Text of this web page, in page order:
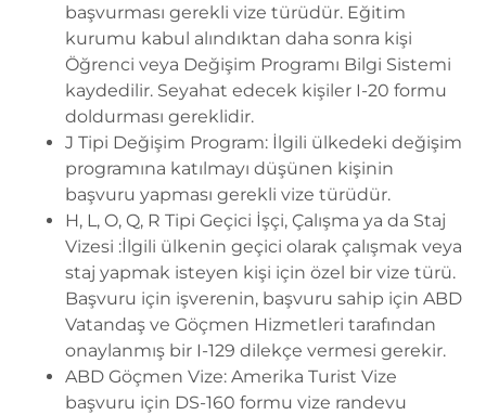
başvurması gerekli vize türüdür. Eğitim
kurumu kabul alındıktan daha sonra kişi
Öğrenci veya Değişim Programı Bilgi Sistemi
kaydedilir. Seyahat edecek kişiler I-20 formu
doldurması gereklidir.
J Tipi Değişim Program: İlgili ülkedeki değişim
programına katılmayı düşünen kişinin
başvuru yapması gerekli vize türüdür.
H, L, O, Q, R Tipi Geçici İşçi, Çalışma ya da Staj
Vizesi :İlgili ülkenin geçici olarak çalışmak veya
staj yapmak isteyen kişi için özel bir vize türü.
Başvuru için işverenin, başvuru sahip için ABD
Vatandaş ve Göçmen Hizmetleri tarafından
onaylanmış bir I-129 dilekçe vermesi gerekir.
ABD Göçmen Vize: Amerika Turist Vize
başvuru için DS-160 formu vize randevu